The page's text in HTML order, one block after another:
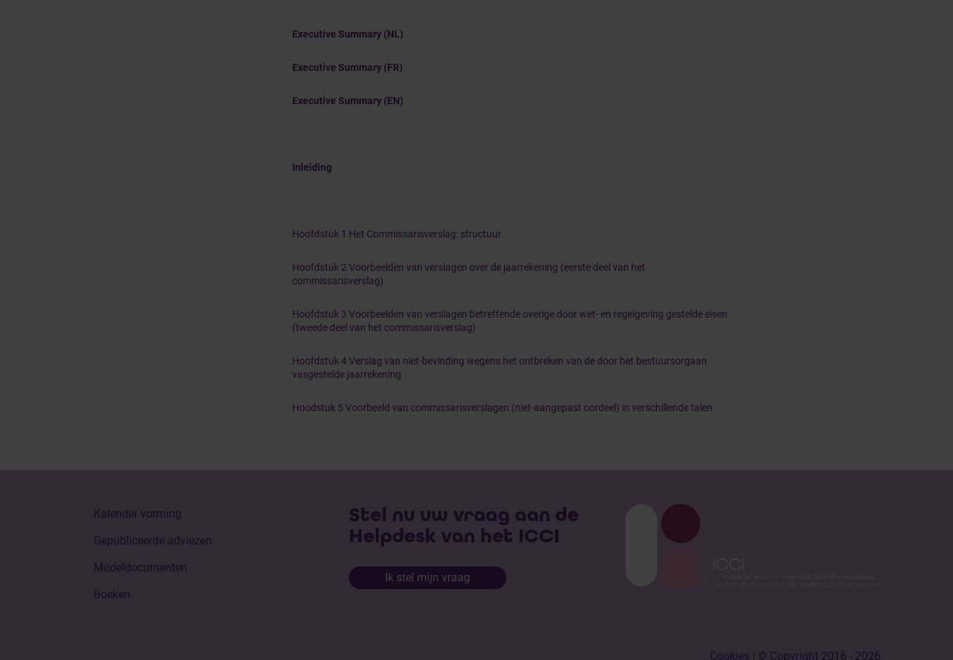
Executive Summary (NL)
Executive Summary (FR)
Executive Summary (EN)
Inleiding
Hoofdstuk 1 Het Commissarisverslag: structuur
Hoofdstuk 2 Voorbeelden van verslagen over de jaarrekening (eerste deel van het
commissarisverslag)
Hoofdstuk 3 Voorbeelden van verslagen betreffende overige door wet- en regelgeving gestelde eisen
(tweede deel van het commissarisverslag)
Hoofdstuk 4 Verslag van niet-bevinding wegens het ontbreken van de door het bestuursorgaan
vasgestelde jaarrekening
Hoodstuk 5 Voorbeeld van commissarisverslagen (niet-aangepast oordeel) in verschillende talen
Kalender vorming
Gepubliceerde adviezen
Modeldocumenten
Boeken
Stel nu uw vraag aan de
Helpdesk van het ICCI
Ik stel mijn vraag
Cookies | © Copyright 2016 - 2026